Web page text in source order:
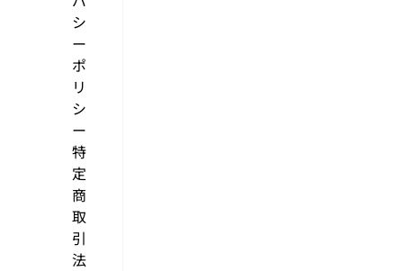
シ
ー
ポ
リ
シ
ー
特
定
商
取
引
法